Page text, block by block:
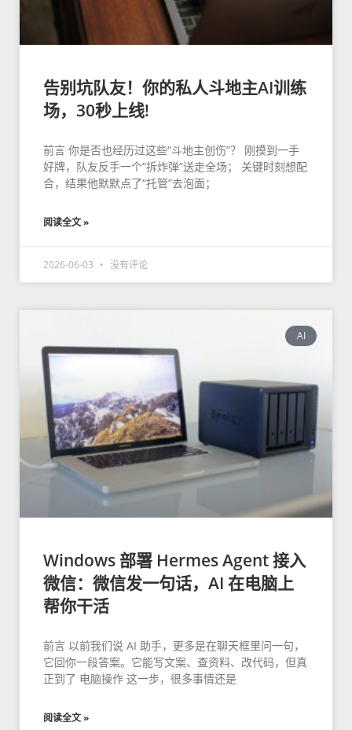
告别坑队友！你的私人斗地主AI训练
场，30秒上线!
前言 你是否也经历过这些“斗地主创伤”？ 刚摸到一手
好牌，队友反手一个“拆炸弹”送走全场； 关键时刻想配
合，结果他默默点了“托管”去泡面；
阅读全文 »
2026-06-03 没有评论
AI
Windows 部署 Hermes Agent 接入
微信：微信发一句话，AI 在电脑上
帮你干活
前言 以前我们说 AI 助手，更多是在聊天框里问一句，
它回你一段答案。它能写文案、查资料、改代码，但真
正到了 电脑操作 这一步，很多事情还是
阅读全文 »